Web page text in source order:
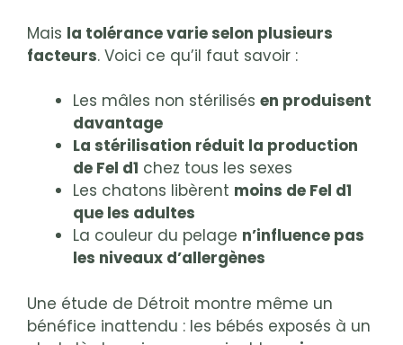
Mais la tolérance varie selon plusieurs
facteurs. Voici ce qu’il faut savoir :
Les mâles non stérilisés en produisent
davantage
La stérilisation réduit la production
de Fel d1 chez tous les sexes
Les chatons libèrent moins de Fel d1
que les adultes
La couleur du pelage n’influence pas
les niveaux d’allergènes
Une étude de Détroit montre même un
bénéfice inattendu : les bébés exposés à un